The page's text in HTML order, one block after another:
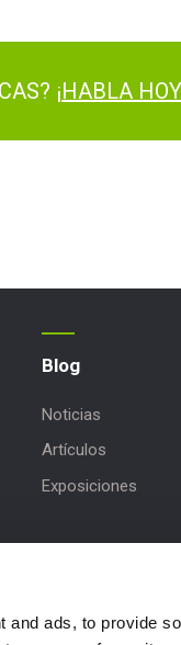
and ads, to provide
¡HABLA
Blog
Noticias
Artículos
Exposiciones